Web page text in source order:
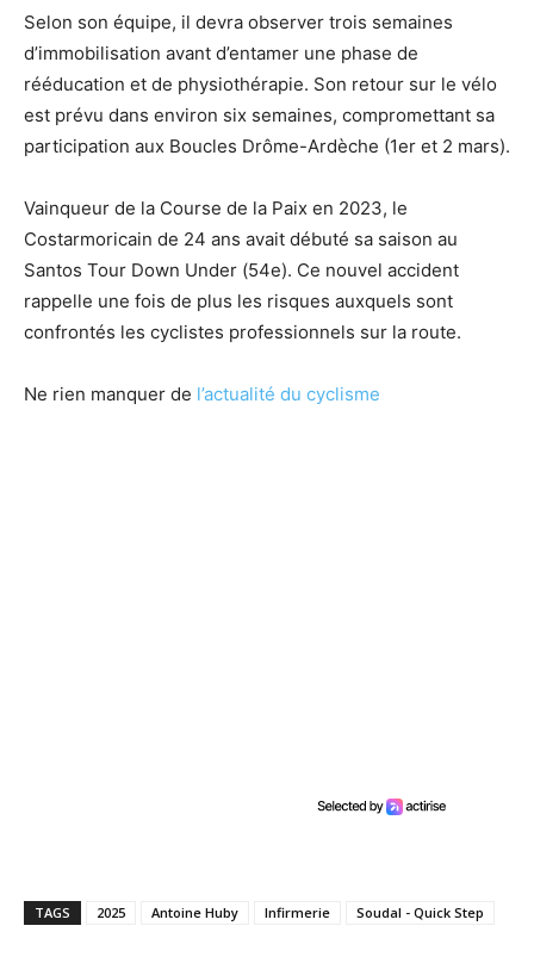
Selon son équipe, il devra observer trois semaines
d’immobilisation avant d’entamer une phase de
rééducation et de physiothérapie. Son retour sur le vélo
est prévu dans environ six semaines, compromettant sa
participation aux Boucles Drôme-Ardèche (1er et 2 mars).
Vainqueur de la Course de la Paix en 2023, le
Costarmoricain de 24 ans avait débuté sa saison au
Santos Tour Down Under (54e). Ce nouvel accident
rappelle une fois de plus les risques auxquels sont
confrontés les cyclistes professionnels sur la route.
Ne rien manquer de l’actualité du cyclisme
TAGS 2025 Antoine Huby Infirmerie Soudal - Quick Step